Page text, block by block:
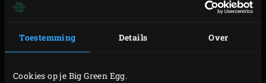
Toestemming Details Over
Cookies op je Big Green Egg.
Haal de côtes uit de EGG en dek ze losjes af met
convEGGtor en leg met behulp van de
Cast Iron Grid
LifterdeCast Iron Grid
tot een temperatuur van 250 °C. Het rooster heeft de